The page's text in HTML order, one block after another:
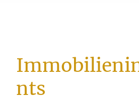
nts